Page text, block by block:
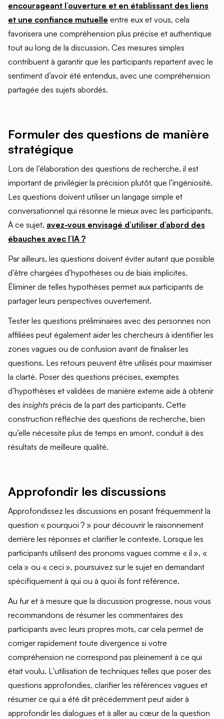
encourageant l’ouverture et en établissant des liens
et une confiance mutuelle entre eux et vous, cela
favorisera une compréhension plus précise et authentique
tout au long de la discussion. Ces mesures simples
contribuent à garantir que les participants repartent avec le
sentiment d’avoir été entendus, avec une compréhension
partagée des sujets abordés.
Formuler des questions de manière
stratégique
Lors de l’élaboration des questions de recherche, il est
important de privilégier la précision plutôt que l’ingéniosité.
Les questions doivent utiliser un langage simple et
conversationnel qui résonne le mieux avec les participants.
À ce sujet, avez-vous envisagé d’utiliser d’abord des
ébauches avec l’IA ?
Par ailleurs, les questions doivent éviter autant que possible
d’être chargées d’hypothèses ou de biais implicites.
Éliminer de telles hypothèses permet aux participants de
partager leurs perspectives ouvertement.
Tester les questions préliminaires avec des personnes non
affiliées peut également aider les chercheurs à identifier les
zones vagues ou de confusion avant de finaliser les
questions. Les retours peuvent être utilisés pour maximiser
la clarté. Poser des questions précises, exemptes
d’hypothèses et validées de manière externe aide à obtenir
des insights précis de la part des participants. Cette
construction réfléchie des questions de recherche, bien
qu’elle nécessite plus de temps en amont, conduit à des
résultats de meilleure qualité.
Approfondir les discussions
Approfondissez les discussions en posant fréquemment la
question « pourquoi ? » pour découvrir le raisonnement
derrière les réponses et clarifier le contexte. Lorsque les
participants utilisent des pronoms vagues comme « il », «
cela » ou « ceci », poursuivez sur le sujet en demandant
spécifiquement à qui ou à quoi ils font référence.
Au fur et à mesure que la discussion progresse, nous vous
recommandons de résumer les commentaires des
participants avec leurs propres mots, car cela permet de
corriger rapidement toute divergence si votre
compréhension ne correspond pas pleinement à ce qui
était voulu. L’utilisation de techniques telles que poser des
questions approfondies, clarifier les références vagues et
résumer ce qui a été dit précédemment peut aider à
approfondir les dialogues et à aller au cœur de la question